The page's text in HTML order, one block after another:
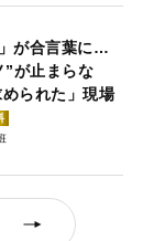
が合言葉に…
”が止まらな
られた」現場